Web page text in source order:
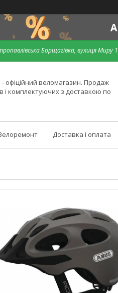
Борщагівка, вулиця Миру
- офіційний веломагазин. Продаж
і комплектуючих з доставкою по
Доставка і оплата